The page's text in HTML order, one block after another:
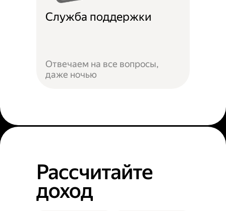
Служба поддержки
Отвечаем на все вопросы,
даже ночью
Рассчитайте
доход